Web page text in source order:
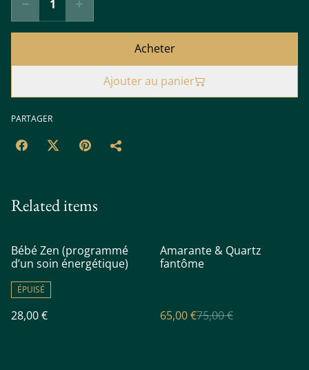
Acheter
Ajouter au panier
PARTAGER
Related items
Bébé Zen (programmé
d’un soin énergétique)
ÉPUISÉ
28,00 €
%
Amarante & Quartz
fantôme
65,00 €75,00 €